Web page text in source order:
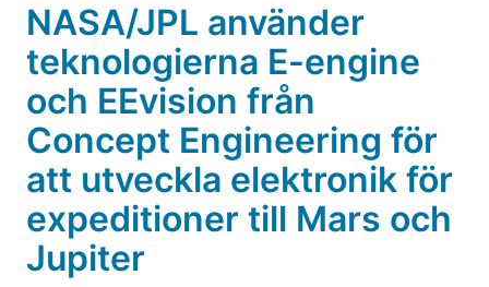
NASA/JPL använder
teknologierna E-engine
och EEvision från
Concept Engineering för
att utveckla elektronik för
expeditioner till Mars och
Jupiter